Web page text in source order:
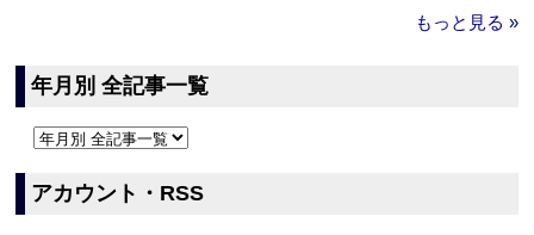
もっと見る »
年月別 全記事一覧
アカウント・RSS